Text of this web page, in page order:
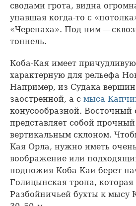
сводами грота, видна
упавшая когда-то с
«Черепаха». Под ним —
тоннель.
Коба-Кая имеет
характерную для рельефа
Например, из Судака
заостренной, а с мыса
конусообразной. Восточный
представляет собой
вертикальным склоном.
Кая Орла, нужно иметь
воображение или
подножия Коба-Каи берет
Голицынская тропа, которая
Разбойничьей бухты к мысу